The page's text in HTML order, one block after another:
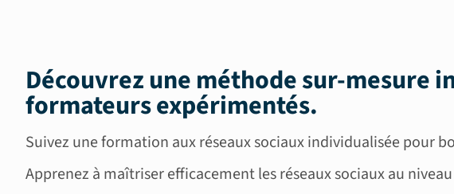
Découvrez une méthode sur-mesure
formateurs expérimentés.
Suivez une formation aux réseaux sociaux individualisée pour
Apprenez à maîtriser efficacement les réseaux sociaux au